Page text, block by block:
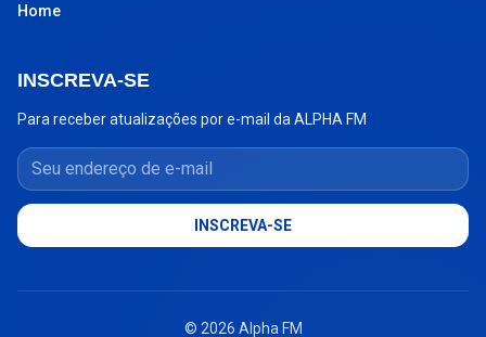
Home
INSCREVA-SE
Para receber atualizações por e-mail da ALPHA FM
Seu endereço de e-mail
INSCREVA-SE
© 2026 Alpha FM